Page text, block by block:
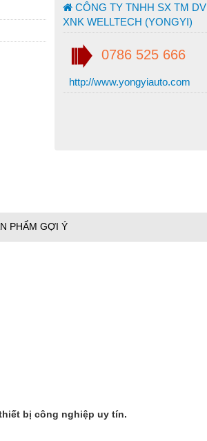
CÔNG TY TNHH SX TM DV
XNK WELLTECH (YONGYI)
0786 525 666
http://www.yongyiauto.com
PHẨM GỢI Ý
thiết bị công nghiệp uy tín.